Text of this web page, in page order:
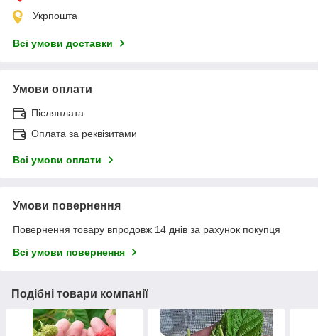
Укрпошта
Всі умови доставки
Умови оплати
Післяплата
Оплата за реквізитами
Всі умови оплати
Умови повернення
Повернення товару впродовж 14 днів за рахунок покупця
Всі умови повернення
Подібні товари компанії